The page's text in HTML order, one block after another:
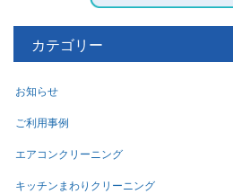
カテゴリー
お知らせ
ご利用事例
エアコンクリーニング
キッチンまわりクリーニング